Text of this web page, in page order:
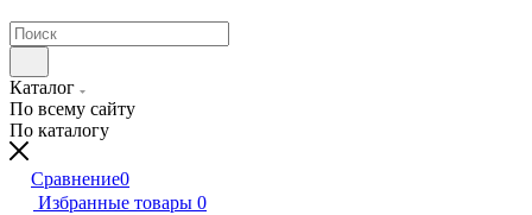
Каталог
По всему сайту
По каталогу
Сравнение0
Избранные товары 0